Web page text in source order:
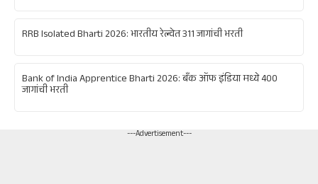
RRB Isolated Bharti 2026: भारतीय रेल्वेत 311 जागांची भरती
Bank of India Apprentice Bharti 2026: बँक ऑफ इंडिया मध्ये 400
जागांची भरती
---Advertisement---